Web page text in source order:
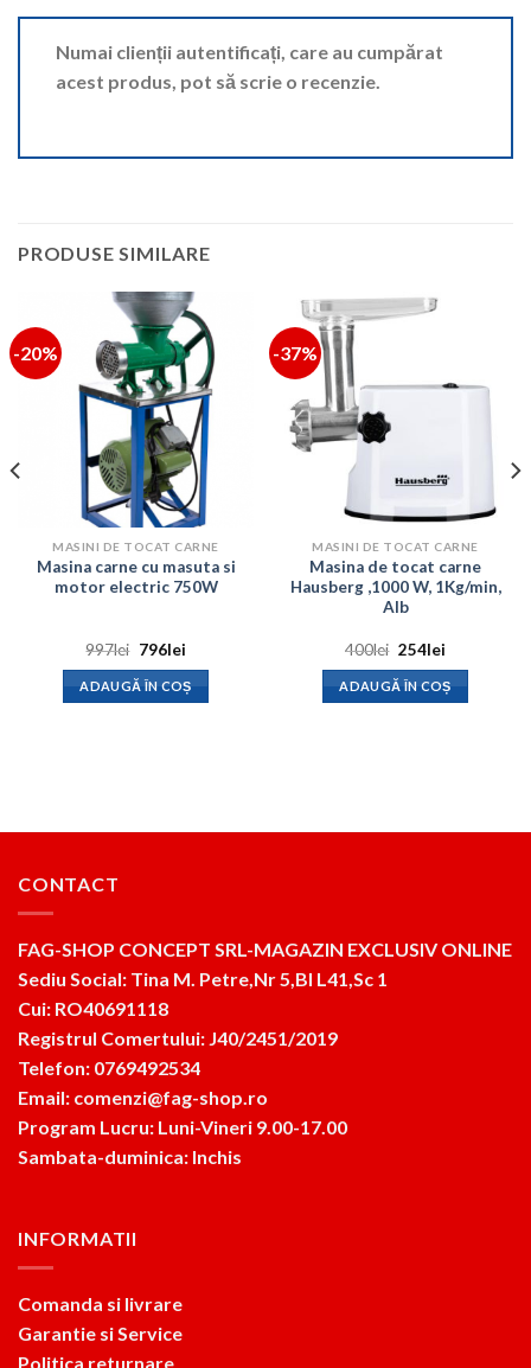
Numai clienții autentificați, care au cumpărat
acest produs, pot să scrie o recenzie.
PRODUSE SIMILARE
-20%
MASINI DE TOCAT CARNE
Masina carne cu masuta si
motor electric 750W
997lei Prețul
a
fost:
997lei.
796leiPrețul
este:
796lei.
ADAUGĂ ÎN COȘ
-37%
MASINI DE TOCAT CARNE
Masina de tocat carne
Hausberg ,1000 W, 1Kg/min,
Alb
400lei Prețul
a
fost:
400lei.
254leiPrețul
este:
254lei.
ADAUGĂ ÎN COȘ
CONTACT
FAG-SHOP CONCEPT SRL-MAGAZIN EXCLUSIV ONLINE
Sediu Social: Tina M. Petre,Nr 5,Bl L41,Sc 1
Cui: RO40691118
Registrul Comertului: J40/2451/2019
Telefon: 0769492534
Email: comenzi@fag-shop.ro
Program Lucru: Luni-Vineri 9.00-17.00
Sambata-duminica: Inchis
INFORMATII
Comanda si livrare
Garantie si Service
Politica returnare